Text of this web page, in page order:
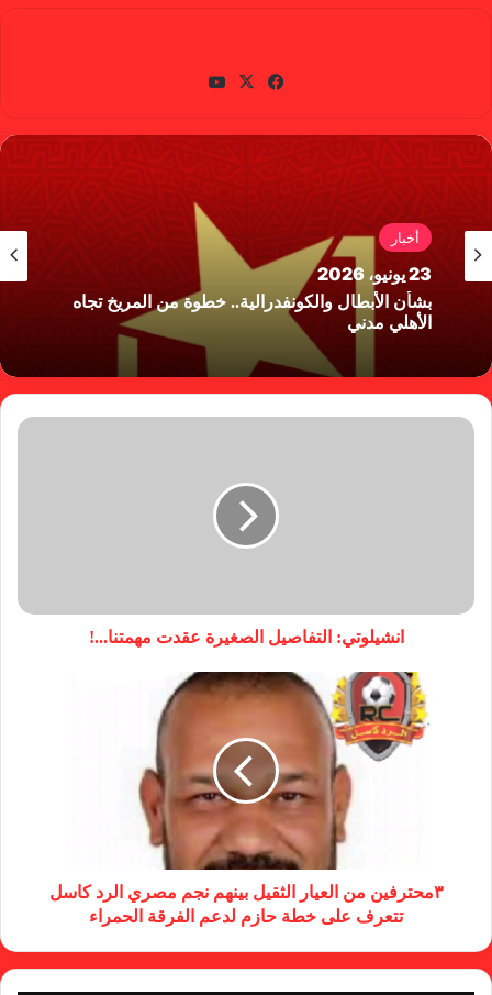
في
وك
X
أخبار
23 يونيو، 2026
بشأن الأبطال والكونفدرالية.. خطوة من المريخ تجاه
الأهلي مدني
انشيلوتي: التفاصيل الصغيرة عقدت مهمتنا...!
٣محترفين من العيار الثقيل بينهم نجم مصري الرد كاسل
تتعرف على خطة حازم لدعم الفرقة الحمراء